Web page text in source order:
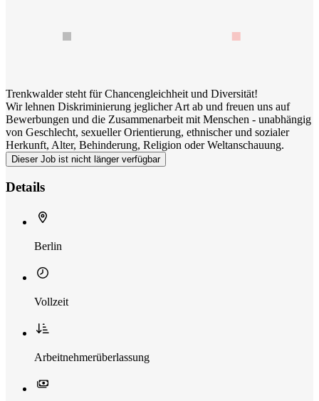
Trenkwalder steht für Chancengleichheit und Diversität!
Wir lehnen Diskriminierung jeglicher Art ab und freuen uns auf
Bewerbungen und die Zusammenarbeit mit Menschen - unabhängig
von Geschlecht, sexueller Orientierung, ethnischer und sozialer
Herkunft, Alter, Behinderung, Religion oder Weltanschauung.
Dieser Job ist nicht länger verfügbar
Details
Berlin
Vollzeit
Arbeitnehmerüberlassung